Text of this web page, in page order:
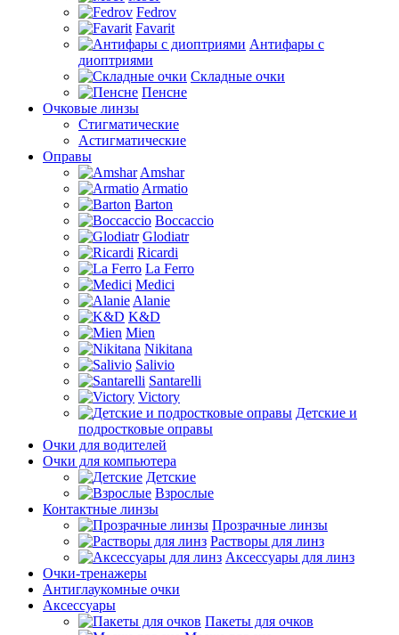
Fedrov
Favarit
Антифары с
диоптриями
Складные очки
Пенсне
Очковые линзы
Стигматические
Астигматические
Оправы
Amshar
Armatio
Barton
Boccaccio
Glodiatr
Ricardi
La Ferro
Medici
Alanie
K&D
Mien
Nikitana
Salivio
Santarelli
Victory
Детские и
подростковые оправы
Очки для водителей
Очки для компьютера
Детские
Взрослые
Контактные линзы
Прозрачные линзы
Растворы для линз
Аксессуары для линз
Очки-тренажеры
Антиглаукомные очки
Аксессуары
Пакеты для очков